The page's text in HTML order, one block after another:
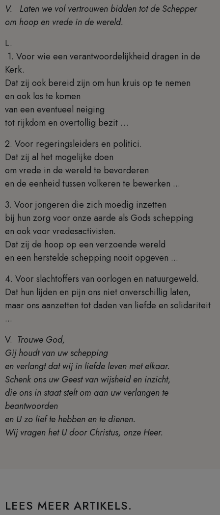
V. Laten we vol vertrouwen bidden tot de Schepper
om hoop en vrede in de wereld.
L.
1. Voor wie een verantwoordelijkheid dragen in de
Kerk.
Dat zij ook bereid zijn om hun kruis op te nemen
en ook los te komen
van een eventueel neiging
tot rijkdom en overtollig bezit …
2. Voor regeringsleiders en politici.
Dat zij al het mogelijke doen
om vrede in de wereld te bevorderen
en de eenheid tussen volkeren te bewerken ...
3. Voor jongeren die zich moedig inzetten
bij hun zorg voor onze aarde als Gods schepping
en ook voor vredesactivisten.
Dat zij de hoop op een verzoende wereld
en een herstelde schepping nooit opgeven ...
4. Voor slachtoffers van oorlogen en natuurgeweld.
Dat hun lijden en pijn ons niet onverschillig laten,
maar ons aanzetten tot daden van liefde en solidariteit
...
V. Trouwe God,
Gij houdt van uw schepping
en verlangt dat wij in liefde leven met elkaar.
Schenk ons uw Geest van wijsheid en inzicht,
die ons in staat stelt om aan uw verlangen te
beantwoorden
en U zo lief te hebben en te dienen.
Wij vragen het U door Christus, onze Heer.
LEES MEER ARTIKELS.